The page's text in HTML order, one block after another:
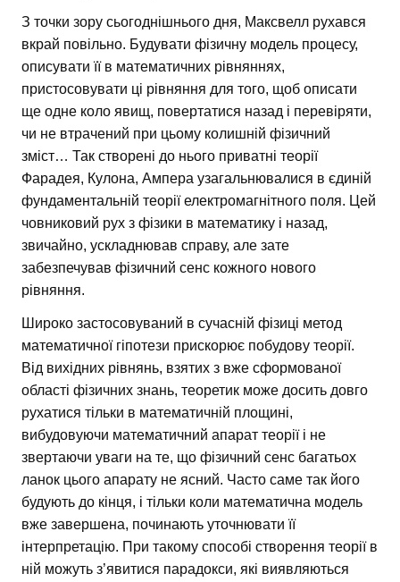
З точки зору сьогоднішнього дня, Максвелл рухався
вкрай повільно. Будувати фізичну модель процесу,
описувати її в математичних рівняннях,
пристосовувати ці рівняння для того, щоб описати
ще одне коло явищ, повертатися назад і перевіряти,
чи не втрачений при цьому колишній фізичний
зміст… Так створені до нього приватні теорії
Фарадея, Кулона, Ампера узагальнювалися в єдиній
фундаментальній теорії електромагнітного поля. Цей
човниковий рух з фізики в математику і назад,
звичайно, ускладнював справу, але зате
забезпечував фізичний сенс кожного нового
рівняння.
Широко застосовуваний в сучасній фізиці метод
математичної гіпотези прискорює побудову теорії.
Від вихідних рівнянь, взятих з вже сформованої
області фізичних знань, теоретик може досить довго
рухатися тільки в математичній площині,
вибудовуючи математичний апарат теорії і не
звертаючи уваги на те, що фізичний сенс багатьох
ланок цього апарату не ясний. Часто саме так його
будують до кінця, і тільки коли математична модель
вже завершена, починають уточнювати її
інтерпретацію. При такому способі створення теорії в
ній можуть з’явитися парадокси, які виявляються